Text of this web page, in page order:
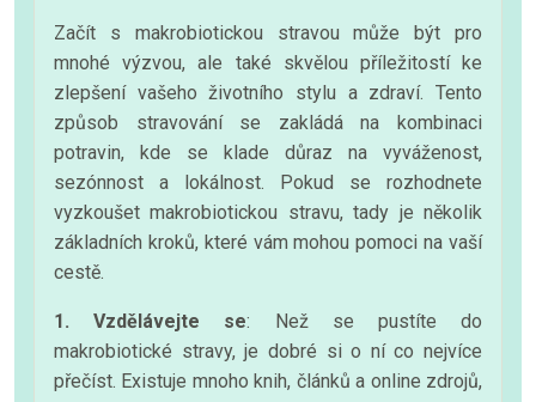
Začít s makrobiotickou stravou může být pro
mnohé výzvou, ale také skvělou příležitostí ke
zlepšení vašeho životního stylu a zdraví. Tento
způsob stravování se zakládá na kombinaci
potravin, kde se klade důraz na vyváženost,
sezónnost a lokálnost. Pokud se rozhodnete
vyzkoušet makrobiotickou stravu, tady je několik
základních kroků, které vám mohou pomoci na vaší
cestě.
1. Vzdělávejte se: Než se pustíte do
makrobiotické stravy, je dobré si o ní co nejvíce
přečíst. Existuje mnoho knih, článků a online zdrojů,